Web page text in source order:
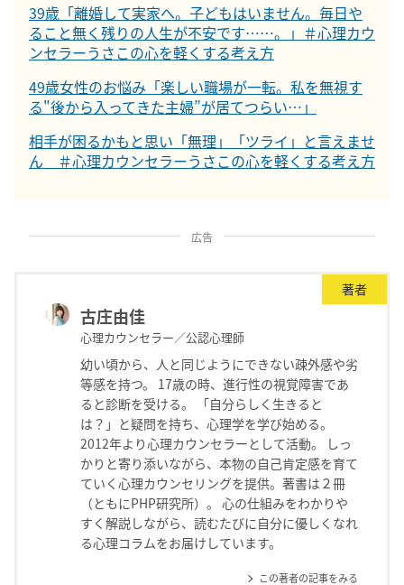
39歳「離婚して実家へ。子どもはいません。毎日や
ること無く残りの人生が不安です……。」＃心理カウ
ンセラーうさこの心を軽くする考え方
49歳女性のお悩み「楽しい職場が一転。私を無視す
る"後から入ってきた主婦”が居てつらい…」
相手が困るかもと思い「無理」「ツライ」と言えませ
ん ＃心理カウンセラーうさこの心を軽くする考え方
広告
著者
古庄由佳
心理カウンセラー／公認心理師
幼い頃から、人と同じようにできない疎外感や劣
等感を持つ。 17歳の時、進行性の視覚障害であ
ると診断を受ける。 「自分らしく生きると
は？」と疑問を持ち、心理学を学び始める。
2012年より心理カウンセラーとして活動。 しっ
かりと寄り添いながら、本物の自己肯定感を育て
ていく心理カウンセリングを提供。著書は２冊
（ともにPHP研究所）。 心の仕組みをわかりや
すく解説しながら、読むたびに自分に優しくなれ
る心理コラムをお届けしています。
この著者の記事をみる